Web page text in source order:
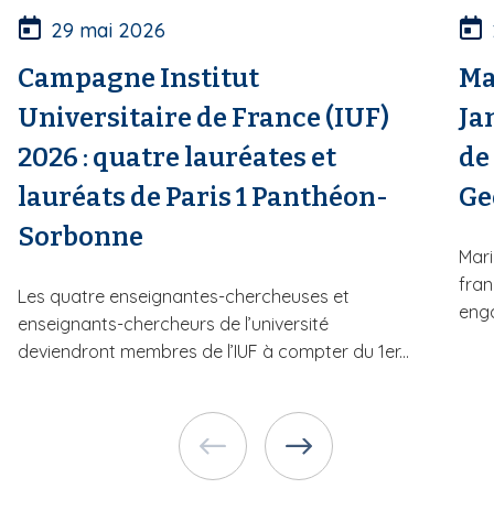
29 mai 2026
Campagne Institut
Universitaire de France (IUF)
2026 : quatre lauréates et
lauréats de Paris 1 Panthéon-
Sorbonne
Les quatre enseignantes-chercheuses et
enseignants-chercheurs de l’université
deviendront membres de l’IUF à compter du 1er...